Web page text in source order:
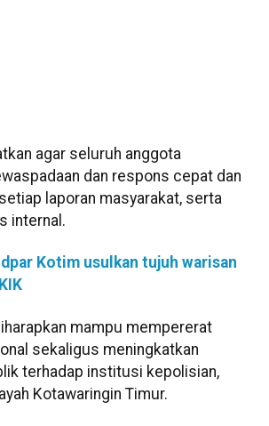
agar seluruh anggota
dan respons cepat dan
laporan masyarakat, serta
internal.
Kotim usulkan tujuh warisan
mampu mempererat
sekaligus meningkatkan
terhadap institusi kepolisian,
Kotawaringin Timur.